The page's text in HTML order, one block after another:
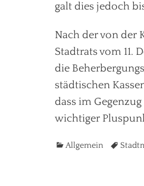
galt dies jedoch
Nach der von der
Stadtrats vom 11.
die
städtischen
dass im
wichtiger
Kategorien
Allgemein Tags